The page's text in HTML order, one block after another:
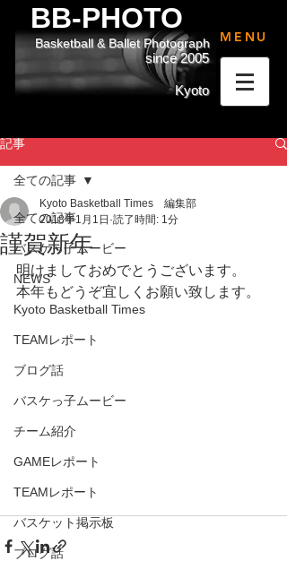
BB-PHOTO
since 2005
Basketball & Ballet Photograph
Kyoto
MENU
記事
全ての記事
バスケっ子ムービー
NEWS
Kyoto Basketball Times
TEAMレポート
ブログ話
バスケっ子ムービー
チーム紹介
GAMEレポート
TEAMレポート
バスケット掲示板
ブログ話
全ての記事
謹賀新年
Kyoto Basketball Times 編集部
2018年1月1日 読了時間: 1分
明けましておめでとうございます。
本年もどうぞ宜しくお願い致します。